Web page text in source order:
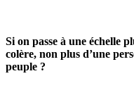
Si on passe à une échelle
colère, non plus d’une
peuple ?